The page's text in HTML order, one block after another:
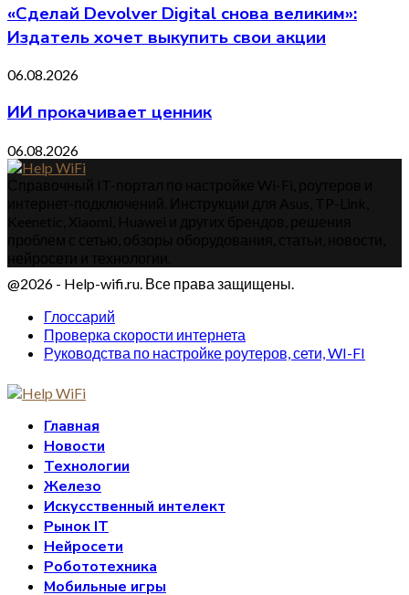
«Сделай Devolver Digital снова великим»:
Издатель хочет выкупить свои акции
06.08.2026
ИИ прокачивает ценник
06.08.2026
@2026 - Help-wifi.ru. Все права защищены.
Глоссарий
Проверка скорости интернета
Руководства по настройке роутеров, сети, WI-FI
Главная
Новости
Технологии
Железо
Искусственный интелект
Рынок IT
Нейросети
Робототехника
Мобильные игры